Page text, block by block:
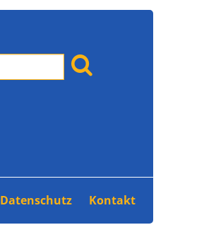
Datenschutz Kontakt